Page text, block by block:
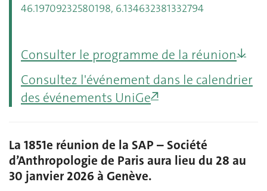
46.19709232580198, 6.134632381332794
Consulter le programme de la réunion
Consultez l'événement dans le calendrier
des événements UniGe
La 1851e réunion de la SAP – Société
d’Anthropologie de Paris aura lieu du 28 au
30 janvier 2026 à Genève.